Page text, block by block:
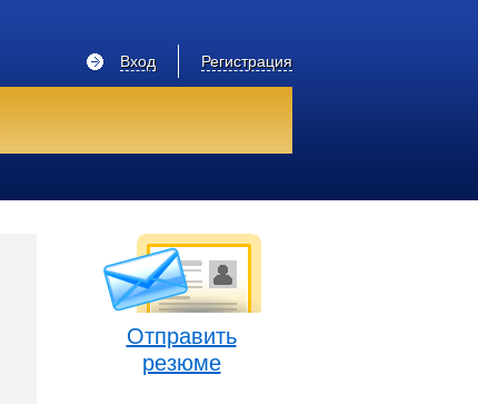
Регистрация
Вход
Отправить
резюме